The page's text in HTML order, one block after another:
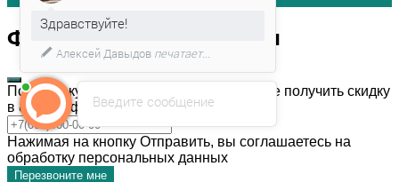
Форма обратной связи
После покупки темы дизайна, Вы можете получить скидку
в 80% на форму обратной связи!
Нажимая на кнопку Отправить, вы соглашаетесь на
обработку персональных данных
Перезвоните мне
Введите сообщение
Здравствуйте!
Алексей Давыдов печатает...